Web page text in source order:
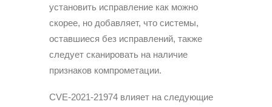
установить исправление как можно
скорее, но добавляет, что системы,
оставшиеся без исправлений, также
следует сканировать на наличие
признаков компрометации.
CVE-2021-21974 влияет на следующие